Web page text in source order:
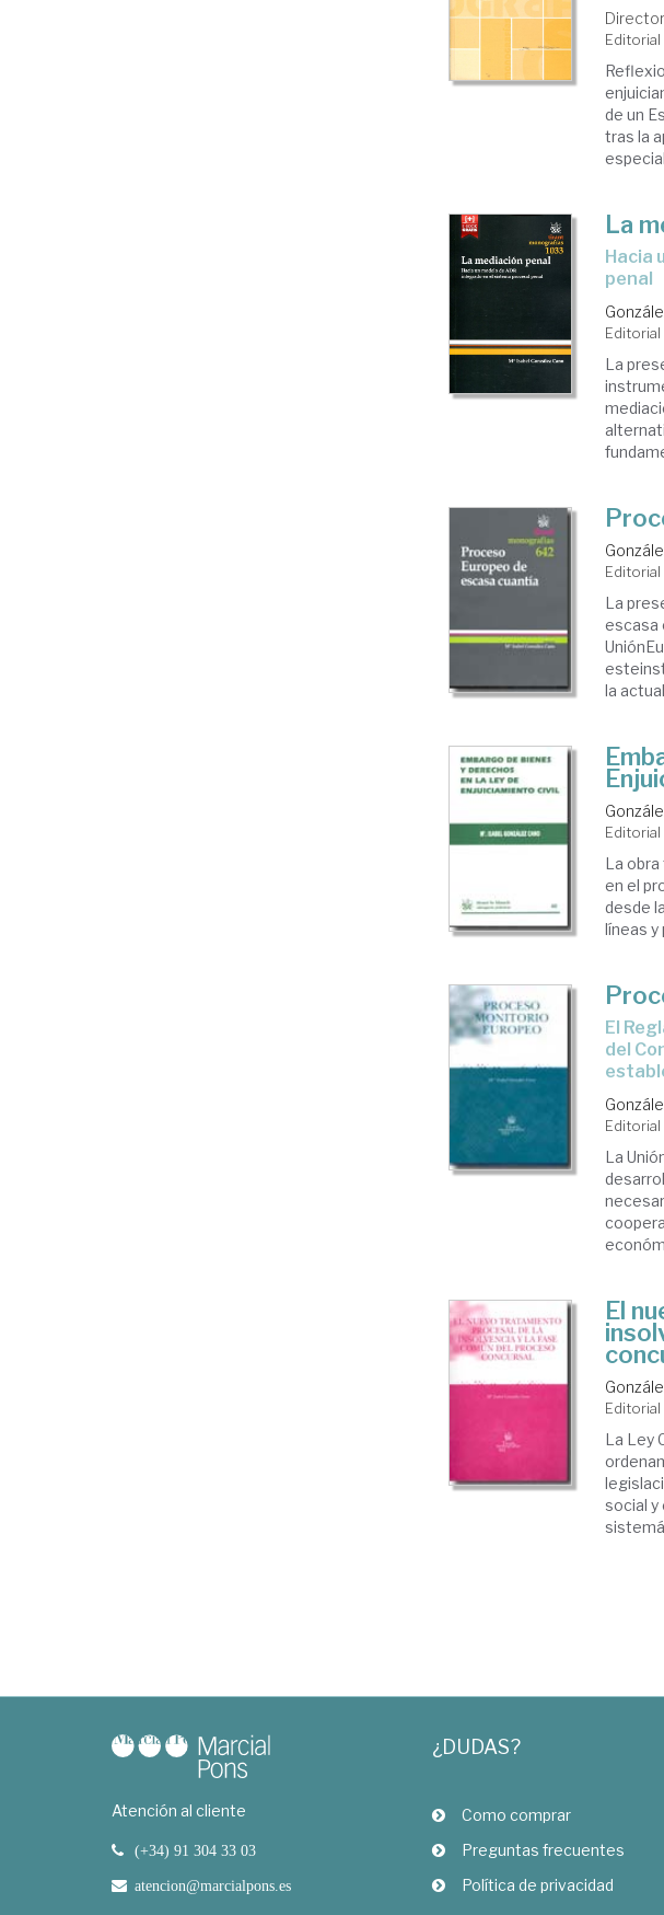
Editorial
de un
tras la
La
hacia un modelo ADR integrado en el sistema procesal
penal
Editorial
La
Editorial
La
escasa
la
Editorial
La
en el
desde
líneas y
El Reglamento (CE) nº.1896/2006, del Parlamento Europeo y
del
Editorial
La
El
Editorial
La Ley
social y
Atención al cliente
(+34) 91 304 33 03
atencion@marcialpons.es
¿DUDAS?
Como comprar
Preguntas frecuentes
Política de privacidad